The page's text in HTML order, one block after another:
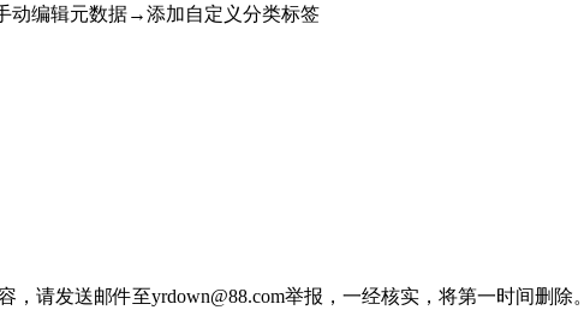
动编辑元数据→添加自定义分类标签
请发送邮件至yrdown@88.com举报，一经核实，将第一时间删除。